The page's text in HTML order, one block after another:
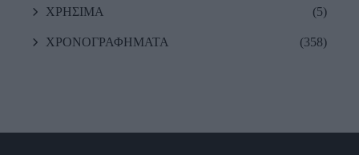
ΧΡΗΣΙΜΑ (5)
ΧΡΟΝΟΓΡΑΦΗΜΑΤΑ (358)